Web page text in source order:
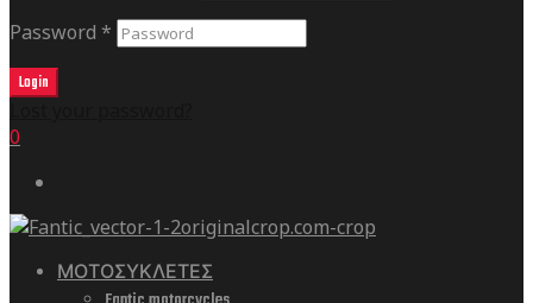
Password *
Login
0
ΜΟΤΟΣΥΚΛΕΤΕΣ